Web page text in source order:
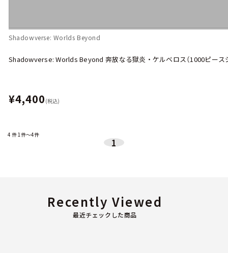
Shadowverse: Worlds Beyond
Shadowverse: Worlds Beyond 奔放なる獄炎・ケルベロス（1000ピース
¥4,400 (税込)
4 件1件～4件
1
最近チェックした商品
Recently Viewed